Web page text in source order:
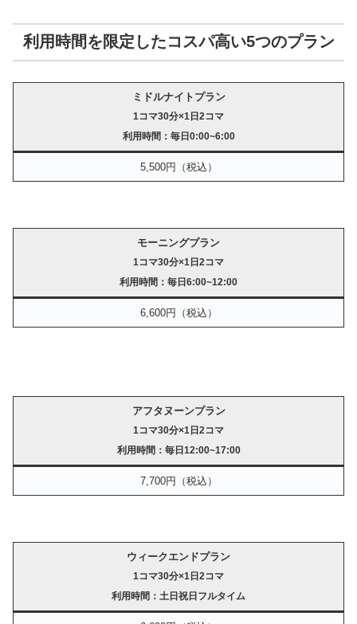
利用時間を限定したコスパ高い5つのプラン
ミドルナイトプラン
1コマ30分×1日2コマ
利用時間：毎日0:00~6:00
5,500円（税込）
モーニングプラン
1コマ30分×1日2コマ
利用時間：毎日6:00~12:00
6,600円（税込）
アフタヌーンプラン
1コマ30分×1日2コマ
利用時間：毎日12:00~17:00
7,700円（税込）
ウィークエンドプラン
1コマ30分×1日2コマ
利用時間：土日祝日フルタイム